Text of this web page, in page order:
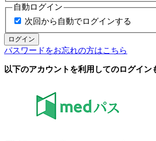
自動ログイン
次回から自動でログインする
ログイン
パスワードをお忘れの方はこちら
以下のアカウントを利用してのログイン